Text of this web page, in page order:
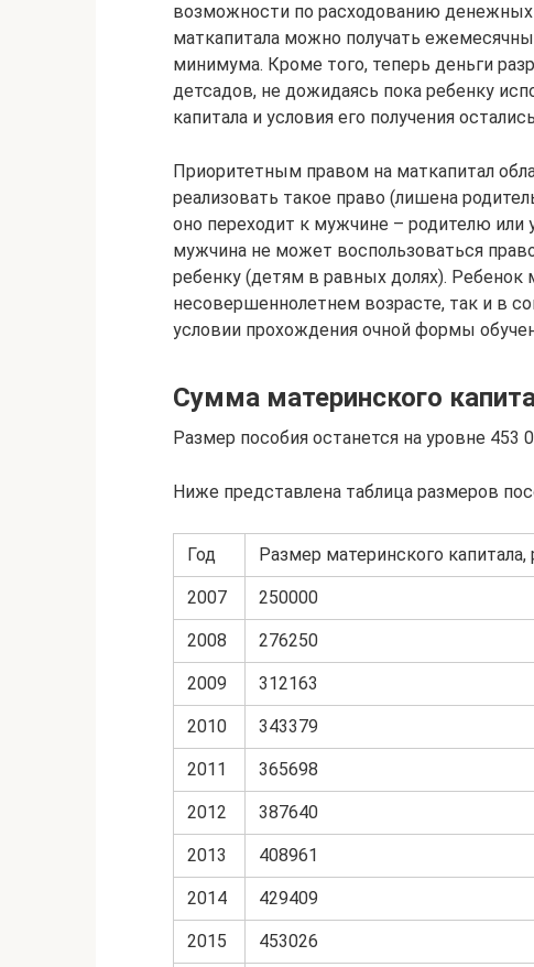
возможности по расходованию денежных
маткапитала можно получать
минимума. Кроме того, теперь деньги
детсадов, не дожидаясь пока ребенку
капитала и условия его получения
Приоритетным правом на маткапитал
реализовать такое право (лишена
оно переходит к мужчине – родителю или
мужчина не может воспользоваться
ребенку (детям в равных долях).
несовершеннолетнем возрасте, так и в
условии прохождения очной формы
Сумма материнского
Размер пособия останется на уровне 453
Ниже представлена таблица размеров
Год Размер материнского капитала,
2007 250000
2008 276250
2009 312163
2010 343379
2011 365698
2012 387640
2013 408961
2014 429409
2015 453026